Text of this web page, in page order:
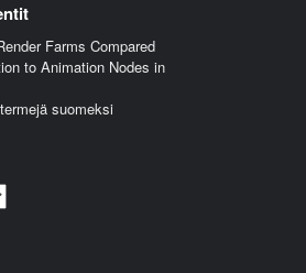
Farms Compared
to Animation Nodes in
suomeksi